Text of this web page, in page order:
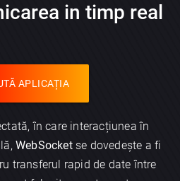
in timp real
APLICAȚIA
în care interacțiunea în
WebSocketse dovedește a fi
transferul rapid de date între